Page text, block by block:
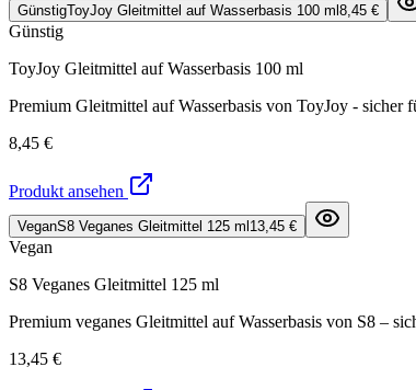
GünstigToyJoy Gleitmittel auf Wasserbasis 100 ml 8,45 €
Günstig
ToyJoy Gleitmittel auf Wasserbasis 100 ml
Premium Gleitmittel auf Wasserbasis von ToyJoy - sicher
8,45 €
Produkt ansehen
VeganS8 Veganes Gleitmittel 125 ml 13,45 €
Vegan
S8 Veganes Gleitmittel 125 ml
Premium veganes Gleitmittel auf Wasserbasis von S8 –
13,45 €